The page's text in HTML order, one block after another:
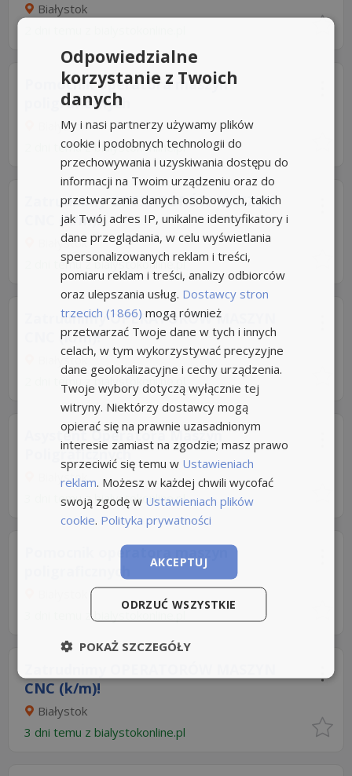
Białystok
Pomocnik operatora maszyn
poligraficznych
Białystok
2 dni temu z bialystokonline.pl
Zatrudnimy OPERATORÓW MASZYN
CNC (k/m)!
Białystok
2 dni temu zbialystokonline.pl
Zatrudnimy OPERATORÓW MASZYN
CNC (k/m)!
Białystok
2 dni temu zbialystokonline.pl
Asystent Operatora Maszyn
Poligraficznych
Białystok
3 dni temu z bialystokonline.pl
Pomocnik operatora maszyn
poligraficznych
3 dni temu z
CNC (k/m)!
Białystok
3 dni temu z bialystokonline.pl
Odpowiedzialne
korzystanie z Twoich
danych
My i nasi partnerzy używamy plików
cookie i podobnych technologii do
przechowywania i uzyskiwania dostępu do
informacji na Twoim urządzeniu oraz do
przetwarzania danych osobowych, takich
jak Twój adres IP, unikalne identyfikatory i
dane przeglądania, w celu wyświetlania
spersonalizowanych reklam i treści,
pomiaru reklam i treści, analizy odbiorców
oraz ulepszania usług. Dostawcy stron
trzecich (1866) mogą również
przetwarzać Twoje dane w tych i innych
celach, w tym wykorzystywać precyzyjne
dane geolokalizacyjne i cechy urządzenia.
Twoje wybory dotyczą wyłącznie tej
witryny. Niektórzy dostawcy mogą
opierać się na prawnie uzasadnionym
interesie zamiast na zgodzie; masz prawo
sprzeciwić się temu w Ustawieniach
reklam. Możesz w każdej chwili wycofać
swoją zgodę w Ustawieniach plików
cookie. Polityka prywatności
AKCEPTUJ
ODRZUĆ WSZYSTKIE
POKAŻ SZCZEGÓŁY